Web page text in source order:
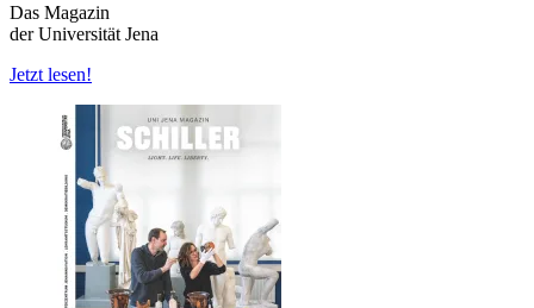
Das Magazin
der Universität Jena
Jetzt lesen!